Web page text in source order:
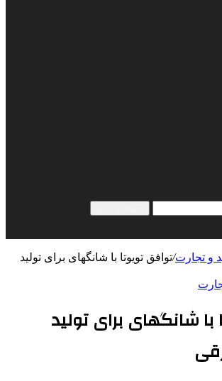
و تجارت/توافق تویوتا با شانگهای برای تولید
با شانگهای برای تولید